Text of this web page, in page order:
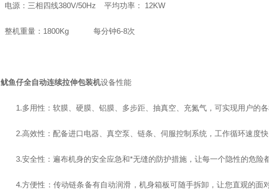
电源：三相四线380V/50Hz 平均功率： 12KW
整机重量：1800Kg 每分钟6-8次
鱿鱼仔全自动连续拉伸包装机设备性能
1.多用性：软膜、硬膜、铝膜、多步距、抽真空、充氮气，可实现用户的各
2.高效性：配备进口电器、真空泵、链条、伺服控制系统，工作循环速度快
3.安全性：遍布机身的安全应急和*无缝的防护措施，让每一个隐性的危险
4.方便性：传动链条备有自动润滑，机身箱板可随手拆卸，让您直观的面